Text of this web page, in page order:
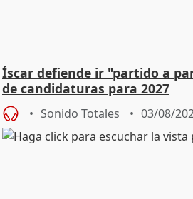
Íscar defiende ir "partido a
de candidaturas para 2027
Sonido Totales 03/08/